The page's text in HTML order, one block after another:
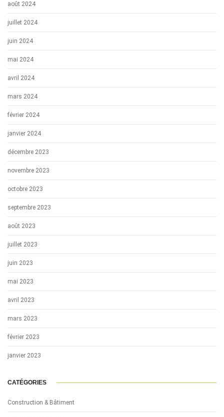
août 2024
juillet 2024
juin 2024
mai 2024
avril 2024
mars 2024
février 2024
janvier 2024
décembre 2023
novembre 2023
octobre 2023
septembre 2023
août 2023
juillet 2023
juin 2023
mai 2023
avril 2023
mars 2023
février 2023
janvier 2023
CATÉGORIES
Construction & Bâtiment